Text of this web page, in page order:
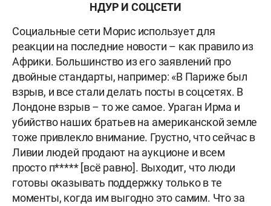
НДУР И СОЦСЕТИ
Социальные сети Морис использует для
реакции на последние новости – как правило из
Африки. Большинство из его заявлений про
двойные стандарты, например: «В Париже был
взрыв, и все стали делать посты в соцсетях. В
Лондоне взрыв – то же самое. Ураган Ирма и
убийство наших братьев на американской земле
тоже привлекло внимание. Грустно, что сейчас в
Ливии людей продают на аукционе и всем
просто п***** [всё равно]. Выходит, что люди
готовы оказывать поддержку только в те
моменты, когда им выгодно это самим. Что за